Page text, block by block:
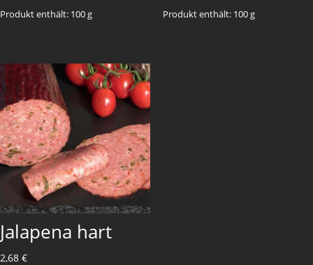
Produkt enthält: 100g
Produkt enthält: 100g
Jalapena hart
2,68 €